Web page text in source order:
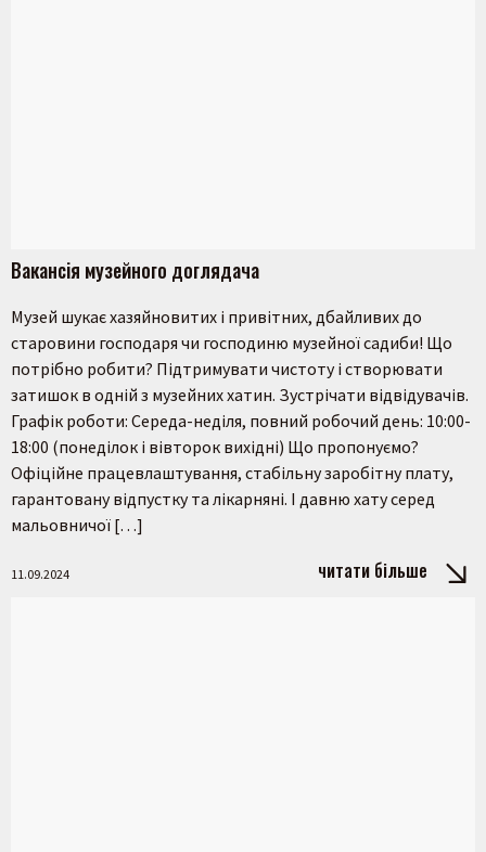
Вакансія музейного доглядача
Музей шукає хазяйновитих і привітних, дбайливих до
старовини господаря чи господиню музейної садиби! Що
потрібно робити? Підтримувати чистоту і створювати
затишок в одній з музейних хатин. Зустрічати відвідувачів.
Графік роботи: Середа-неділя, повний робочий день: 10:00-
18:00 (понеділок і вівторок вихідні) Що пропонуємо?
Офіційне працевлаштування, стабільну заробітну плату,
гарантовану відпустку та лікарняні. І давню хату серед
мальовничої […]
11.09.2024 читати більше